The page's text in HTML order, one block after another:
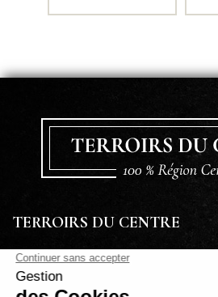
TERROIRS DU CENTRE
EN SAVOIR PLUS